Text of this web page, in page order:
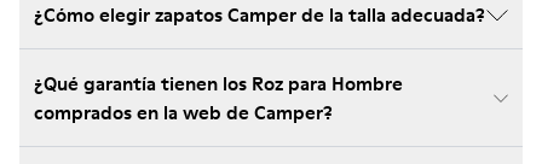
¿Cómo elegir zapatos Camper de la talla adecuada?
¿Qué garantía tienen los Roz para Hombre
comprados en la web de Camper?